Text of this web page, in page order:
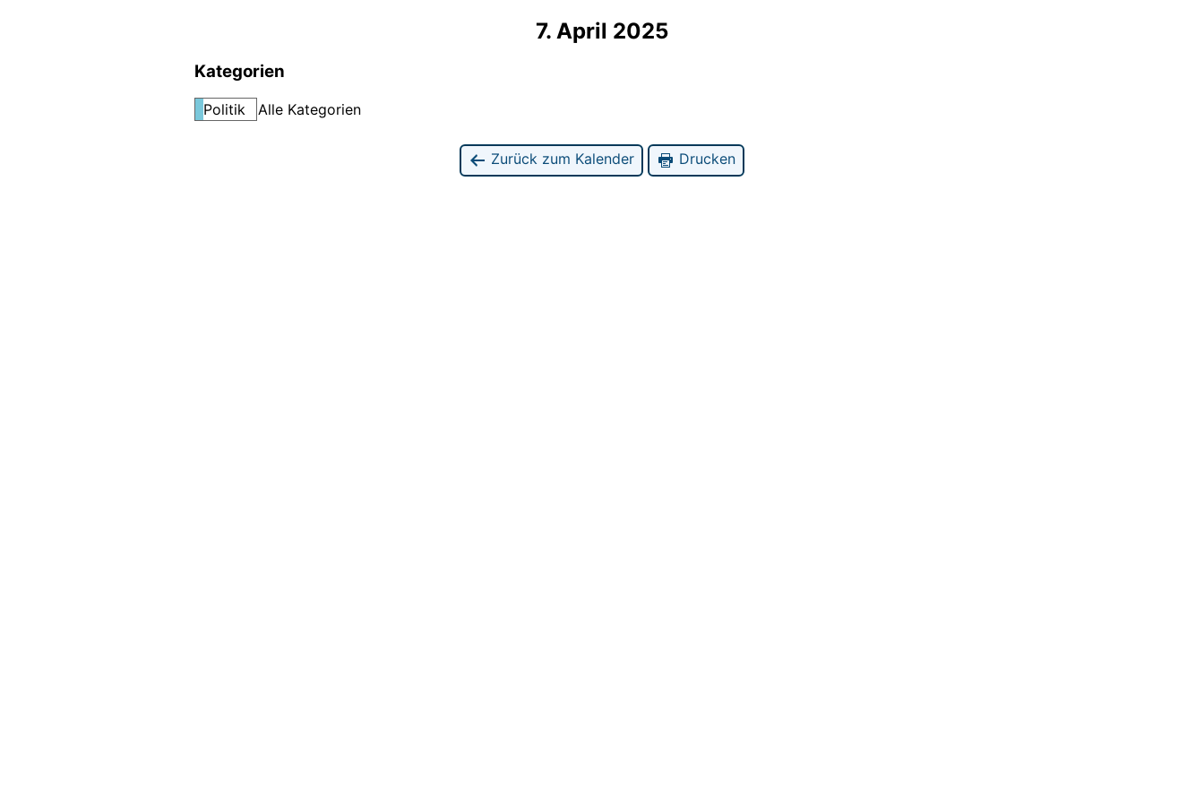
7. April 2025
Kategorien
Politik Alle Kategorien
Zurück zum Kalender Drucken